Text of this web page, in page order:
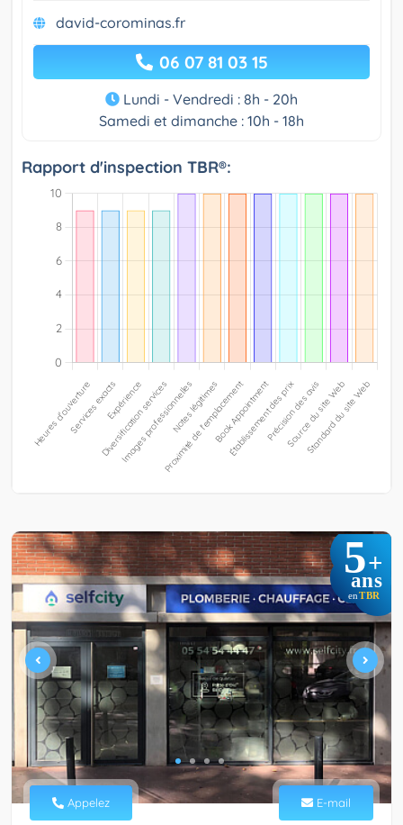
david-corominas.fr
06 07 81 03 15
Lundi - Vendredi : 8h - 20h
Samedi et dimanche : 10h - 18h
Rapport d'inspection TBR®:
5+
ans
en TBR
Appelez E-mail